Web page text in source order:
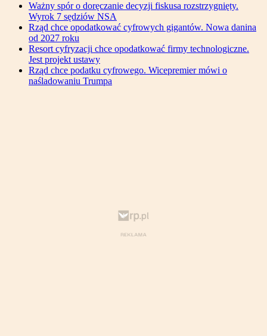
Ważny spór o doręczanie decyzji fiskusa rozstrzygnięty.
Wyrok 7 sędziów NSA
Rząd chce opodatkować cyfrowych gigantów. Nowa danina
od 2027 roku
Resort cyfryzacji chce opodatkować firmy technologiczne.
Jest projekt ustawy
Rząd chce podatku cyfrowego. Wicepremier mówi o
naśladowaniu Trumpa